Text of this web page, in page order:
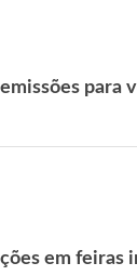
para
em feiras